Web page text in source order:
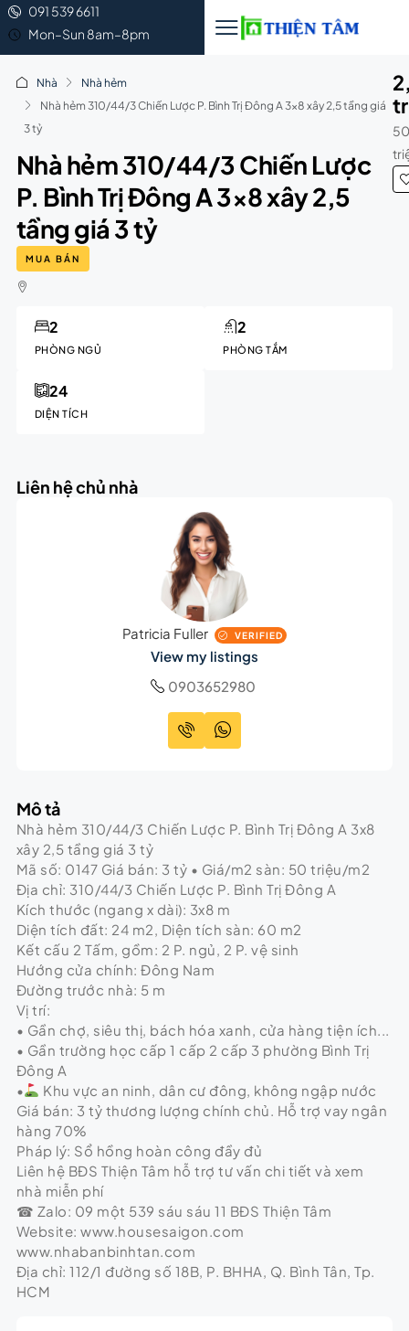
091 539 6611
Mon–Sun 8am–8pm
Nhà
Nhà hẻm
Nhà hẻm 310/44/3 Chiến Lược P. Bình Trị Đông A 3×8 xây 2,5 tầng giá
3 tỷ
Nhà hẻm 310/44/3 Chiến Lược
P. Bình Trị Đông A 3×8 xây 2,5
tầng giá 3 tỷ
MUA BÁN
PHÒNG NGỦ
2
PHÒNG TẮM
2
DIỆN TÍCH
24
Liên hệ chủ nhà
Patricia Fuller VERIFIED
View my listings
0903652980
Mô tả
Nhà hẻm 310/44/3 Chiến Lược P. Bình Trị Đông A 3x8
xây 2,5 tầng giá 3 tỷ
Mã số: 0147 Giá bán: 3 tỷ • Giá/m2 sàn: 50 triệu/m2
Địa chỉ: 310/44/3 Chiến Lược P. Bình Trị Đông A
Kích thước (ngang x dài): 3x8 m
Diện tích đất: 24 m2, Diện tích sàn: 60 m2
Kết cấu 2 Tấm, gồm: 2 P. ngủ, 2 P. vệ sinh
Hướng cửa chính: Đông Nam
Đường trước nhà: 5 m
Vị trí:
• Gần chợ, siêu thị, bách hóa xanh, cửa hàng tiện ích...
• Gần trường học cấp 1 cấp 2 cấp 3 phường Bình Trị
Đông A
•
Khu vực an ninh, dân cư đông, không ngập nước
Giá bán: 3 tỷ thương lượng chính chủ. Hỗ trợ vay ngân
hàng 70%
Pháp lý: Sổ hồng hoàn công đầy đủ
Liên hệ BĐS Thiện Tâm hỗ trợ tư vấn chi tiết và xem
nhà miễn phí
☎ Zalo: 09 một 539 sáu sáu 11 BĐS Thiện Tâm
Website: www.housesaigon.com
www.nhabanbinhtan.com
Địa chỉ: 112/1 đường số 18B, P. BHHA, Q. Bình Tân, Tp.
HCM